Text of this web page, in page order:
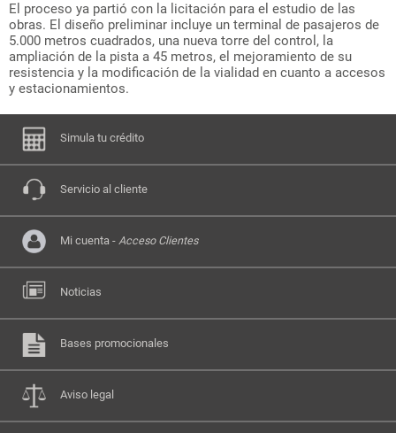
El proceso ya partió con la licitación para el estudio de las
obras. El diseño preliminar incluye un terminal de pasajeros de
5.000 metros cuadrados, una nueva torre del control, la
ampliación de la pista a 45 metros, el mejoramiento de su
resistencia y la modificación de la vialidad en cuanto a accesos
y estacionamientos.
Simula tu crédito
Servicio al cliente
Mi cuenta - Acceso Clientes
Noticias
Bases promocionales
Aviso legal